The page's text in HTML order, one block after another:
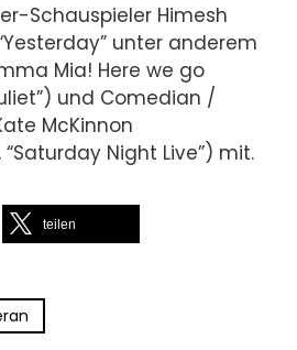
Schauspieler Himesh
unter anderem
Mia! Here we go
und Comedian /
McKinnon
“Saturday Night Live”) mit.
teilen